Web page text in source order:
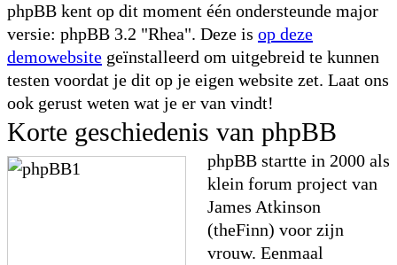
phpBB kent op dit moment één ondersteunde major
versie: phpBB 3.2 "Rhea". Deze is op deze
demowebsite geïnstalleerd om uitgebreid te kunnen
testen voordat je dit op je eigen website zet. Laat ons
ook gerust weten wat je er van vindt!
Korte geschiedenis van phpBB
phpBB startte in 2000 als
klein forum project van
James Atkinson
(theFinn) voor zijn
vrouw. Eenmaal